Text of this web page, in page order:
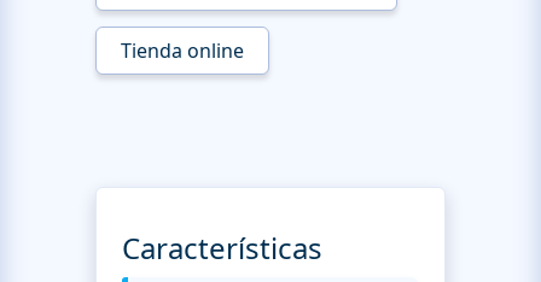
Tienda online
Características